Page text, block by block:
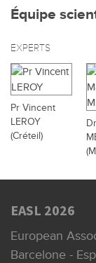
Équipe
EXPERTS
Pr Vincent
LEROY
(Créteil)
EASL 2026
European
Barcelone -